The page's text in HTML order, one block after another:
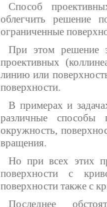
Способ
облегчить решение
ограниченные
При этом решение
проективных
линию или
поверхности.
В примерах и
различные способы
окружность,
вращения.
Но при всех этих
поверхности с
поверхности также с
Последнее